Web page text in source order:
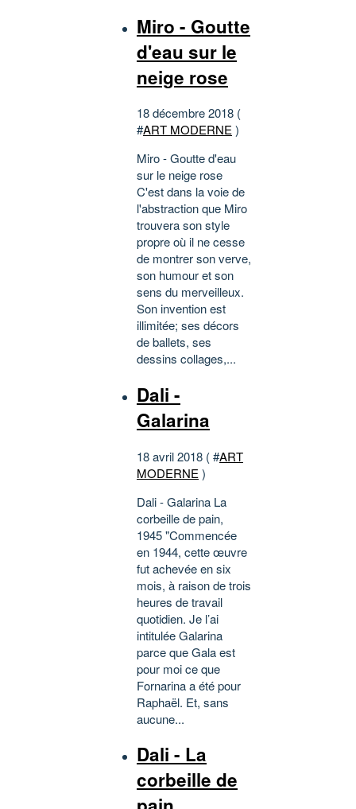
Miro - Goutte
d'eau sur le
neige rose
18 décembre 2018 (
#ART MODERNE)
Miro - Goutte d'eau
sur le neige rose
C'est dans la voie de
l'abstraction que Miro
trouvera son style
propre où il ne cesse
de montrer son verve,
son humour et son
sens du merveilleux.
Son invention est
illimitée; ses décors
de ballets, ses
dessins collages,...
Dali -
Galarina
18 avril 2018 ( #ART
MODERNE )
Dali - Galarina La
corbeille de pain,
1945 "Commencée
en 1944, cette œuvre
fut achevée en six
mois, à raison de trois
heures de travail
quotidien. Je l’ai
intitulée Galarina
parce que Gala est
pour moi ce que
Fornarina a été pour
Raphaël. Et, sans
aucune...
Dali - La
corbeille de